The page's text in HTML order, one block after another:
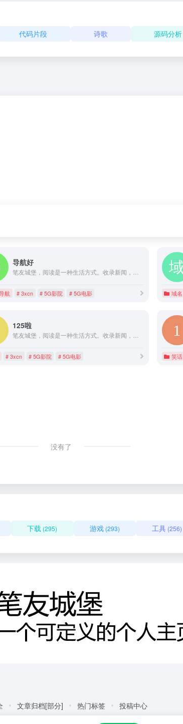
代码片段 诗歌 源码分析
导航好
航 # 3xcn # 5G影院 # 5G电影 域名
125啦
# 3xcn # 5G影院 # 5G电影 笑话
没有了
下载 (295) 游戏(293) 工具(256)
文章归档[部分] 热门标签
投稿中心
更多链接